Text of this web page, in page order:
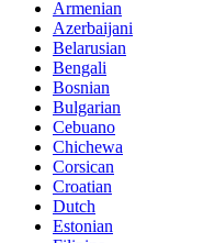
Armenian
Azerbaijani
Belarusian
Bengali
Bosnian
Bulgarian
Cebuano
Chichewa
Corsican
Croatian
Dutch
Estonian